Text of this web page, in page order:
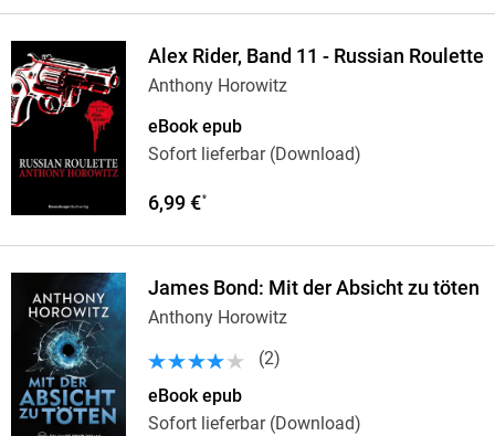
Alex Rider, Band 11 - Russian Roulette
Anthony Horowitz
eBook epub
Sofort lieferbar (Download)
6,99 €*
James Bond: Mit der Absicht zu töten
Anthony Horowitz
(2)
eBook epub
Sofort lieferbar (Download)